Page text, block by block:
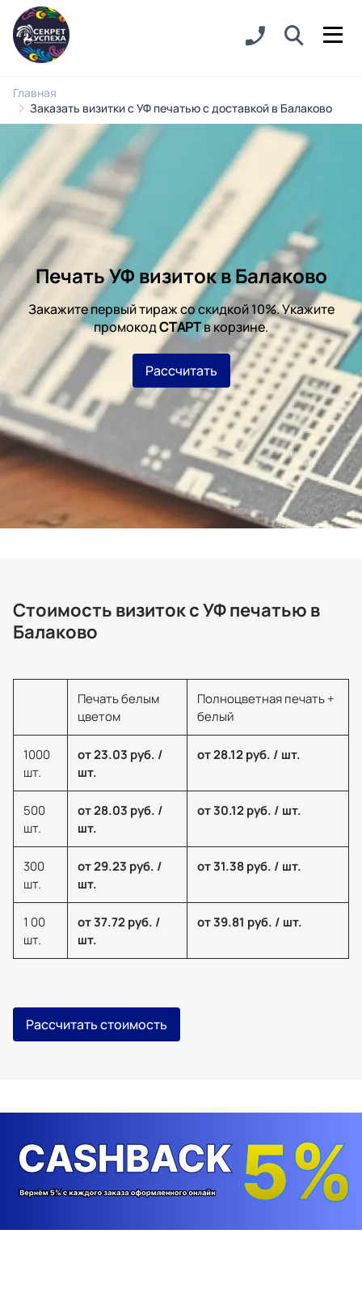
Главная
Заказать визитки с УФ печатью с доставкой в Балаково
Печать УФ визиток в Балаково
Закажите первый тираж со скидкой 10%. Укажите
промокодСТАРТв корзине.
Рассчитать
Стоимость визиток с УФ печатью в
Балаково
Печать белым
цветом
Полноцветная печать +
белый
1000
шт.
от 23.03 руб. /
шт.
от 28.12 руб. / шт.
500
шт.
от 28.03 руб. /
шт.
от 30.12 руб. / шт.
300
шт.
от 29.23 руб. /
шт.
от 31.38 руб. / шт.
1 00
шт.
от 37.72 руб. /
шт.
от 39.81 руб. / шт.
Рассчитать стоимость